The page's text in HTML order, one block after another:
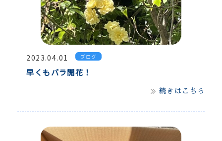
2023.04.01 ブログ
早くもバラ開花！
続きはこちら